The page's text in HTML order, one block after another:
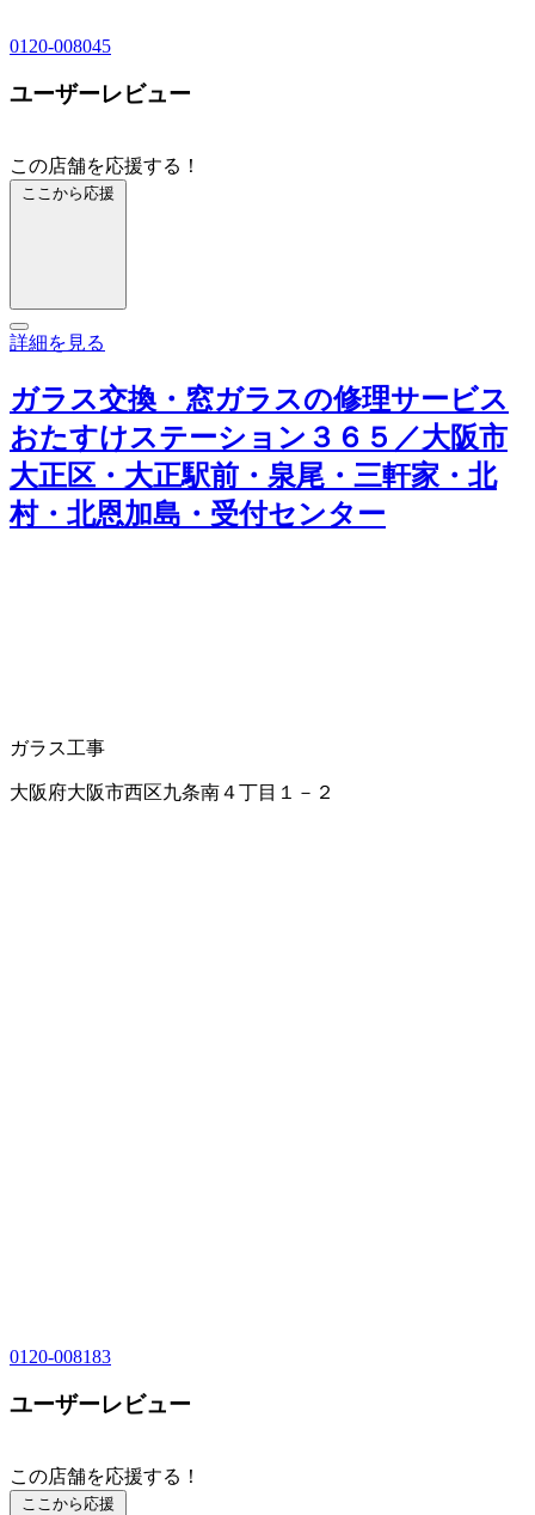
0120-008045
ユーザーレビュー
この店舗を応援する！
ここから応援
詳細を見る
ガラス交換・窓ガラスの修理サービス
おたすけステーション３６５／大阪市
大正区・大正駅前・泉尾・三軒家・北
村・北恩加島・受付センター
ガラス工事
大阪府大阪市西区九条南４丁目１－２
0120-008183
ユーザーレビュー
この店舗を応援する！
ここから応援